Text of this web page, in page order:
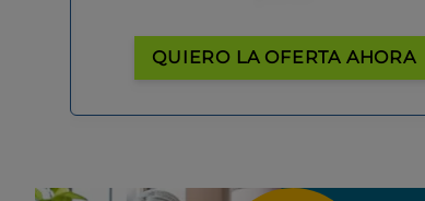
QUIERO LA OFERTA AHORA